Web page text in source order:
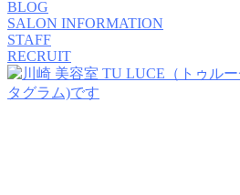
BLOG
SALON INFORMATION
STAFF
RECRUIT